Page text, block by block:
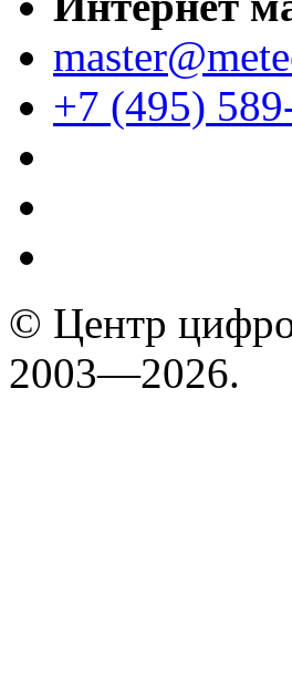
+7 (495)
© Центр
2003—2026.